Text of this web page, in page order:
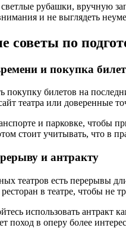
рубашки, вручную
и не выглядеть
советы по
и покупка
покупку билетов на
театра или доверенные
и парковке, чтобы
стоит учитывать, что в
и антракту
театров есть перерывы
в театре, чтобы не
использовать антракт
поход в оперу более